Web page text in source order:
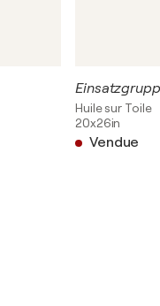
Huile sur Toile
20x26in
Vendue